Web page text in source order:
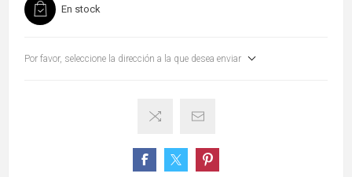
En stock
Por favor, seleccione la dirección a la que desea enviar